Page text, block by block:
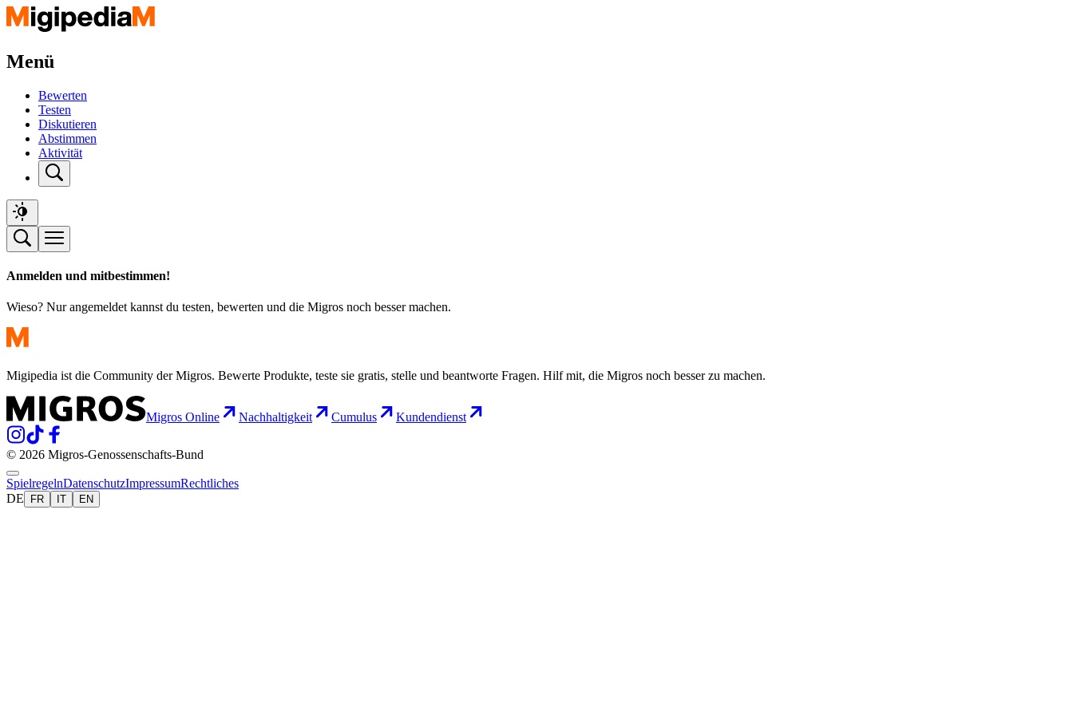
Menü
Bewerten
Testen
Diskutieren
Abstimmen
Aktivität
Anmelden und mitbestimmen!
Wieso? Nur angemeldet kannst du testen, bewerten und die Migros noch besser machen.
Migipedia ist die Community der Migros. Bewerte Produkte, teste sie gratis, stelle und beantworte Fragen. Hilf mit, die Migros noch besser zu machen.
Migros Online Nachhaltigkeit Cumulus Kundendienst
© 2026 Migros-Genossenschafts-Bund
SpielregelnDatenschutzImpressumRechtliches
DE
FR IT EN